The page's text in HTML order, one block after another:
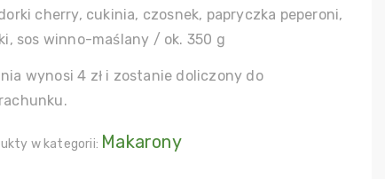
cherry, cukinia, czosnek, papryczka peperoni,
sos winno-maślany / ok. 350 g
wynosi 4 zł i zostanie doliczony do
w kategorii: Makarony